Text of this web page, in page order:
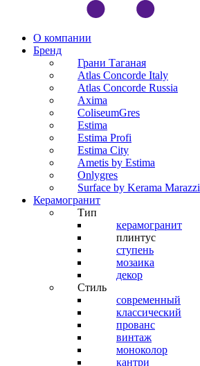
О компании
Бренд
Грани Таганая
Atlas Concorde Italy
Atlas Concorde Russia
Axima
ColiseumGres
Estima
Estima Profi
Estima City
Ametis by Estima
Onlygres
Surface by Kerama Marazzi
Керамогранит
Тип
керамогранит
плинтус
ступень
мозаика
декор
Стиль
современный
классический
прованс
винтаж
моноколор
кантри